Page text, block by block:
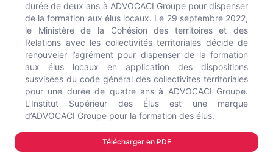
durée de deux ans à ADVOCACI Groupe pour dispenser
de la formation aux élus locaux. Le 29 septembre 2022,
le Ministère de la Cohésion des territoires et des
Relations avec les collectivités territoriales décide de
renouveler l’agrément pour dispenser de la formation
aux élus locaux en application des dispositions
susvisées du code général des collectivités territoriales
pour une durée de quatre ans à ADVOCACI Groupe.
L’Institut Supérieur des Élus est une marque
d’ADVOCACI Groupe pour la formation des élus.
Télécharger en PDF